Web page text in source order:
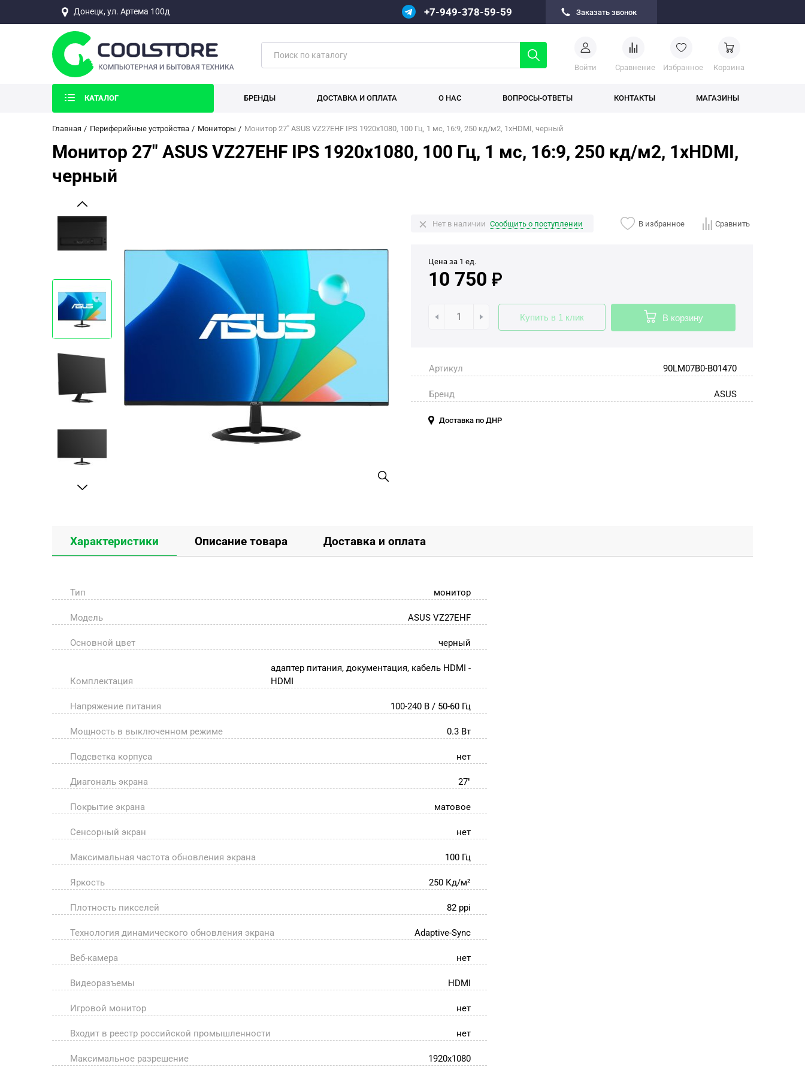
Донецк, ул. Артема 100д +7-949-378-59-59 Заказать звонок
Войти Cравнение Избранное Корзина
КАТАЛОГ БРЕНДЫ ДОСТАВКА И ОПЛАТА О НАС ВОПРОСЫ-ОТВЕТЫ КОНТАКТЫ МАГАЗИНЫ
Главная Периферийные устройства Мониторы Монитор 27" ASUS VZ27EHF IPS 1920x1080, 100 Гц, 1 мс, 16:9, 250 кд/м2, 1xHDMI, черный
Монитор 27" ASUS VZ27EHF IPS 1920x1080, 100 Гц, 1 мс, 16:9, 250 кд/м2, 1xHDMI,
черный
Нет в наличии Сообщить о поступлении В избранное Сравнить
Цена за 1 ед.
10 750
Купить в 1 клик В корзину
Артикул 90LM07B0-B01470
Бренд ASUS
Доставка по ДНР
Характеристики Описание товара Доставка и оплата
Тип монитор
Модель ASUS VZ27EHF
Основной цвет черный
Комплектация
адаптер питания, документация, кабель HDMI -
HDMI
Напряжение питания 100-240 В / 50-60 Гц
Мощность в выключенном режиме 0.3 Вт
Подсветка корпуса нет
Диагональ экрана 27"
Покрытие экрана матовое
Сенсорный экран нет
Максимальная частота обновления экрана 100 Гц
Яркость 250 Кд/м²
Плотность пикселей 82 ppi
Технология динамического обновления экрана Adaptive-Sync
Веб-камера нет
Видеоразъемы HDMI
Игровой монитор нет
Входит в реестр российской промышленности нет
Максимальное разрешение 1920x1080